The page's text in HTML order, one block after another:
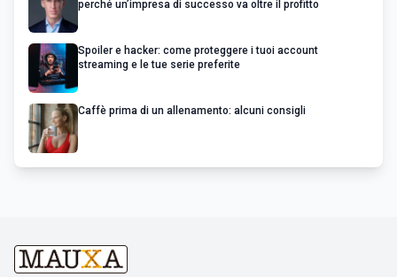
perché un’impresa di successo va oltre il profitto
Spoiler e hacker: come proteggere i tuoi account
streaming e le tue serie preferite
Caffè prima di un allenamento: alcuni consigli